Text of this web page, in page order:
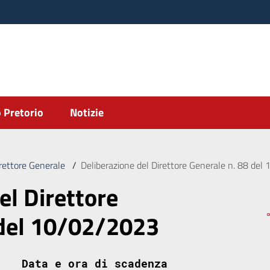
Pretorio Notizie
Generale / Deliberazione del Direttore Generale n. 88
Direttore
10/02/2023
Data e ora di scadenza